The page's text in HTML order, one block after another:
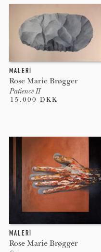
MALERI
Rose Marie Brøgger
Patience II
15.000 DKK
MALERI
Rose Marie Brøgger